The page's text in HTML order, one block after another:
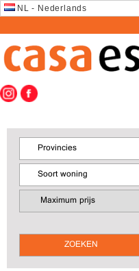
NL - Nederlands
Provincies
Soort woning